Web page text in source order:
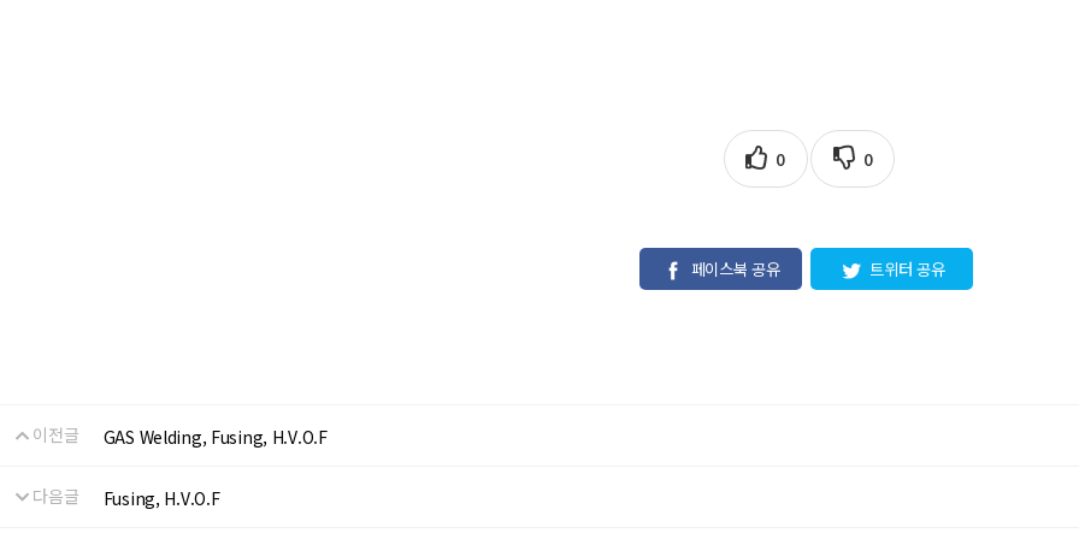
0 0
페이스북 공유 트위터 공유
이전글 GAS Welding, Fusing, H.V.O.F
다음글 Fusing, H.V.O.F